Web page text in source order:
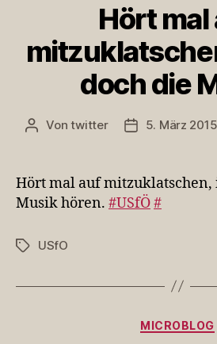
Hört mal
doch die
Beitragsautor
Vontwitter 5. März 2015
Hört mal auf
Musik hören. #USfÖ#
Schlagwörter
USfO
MICROBLOG